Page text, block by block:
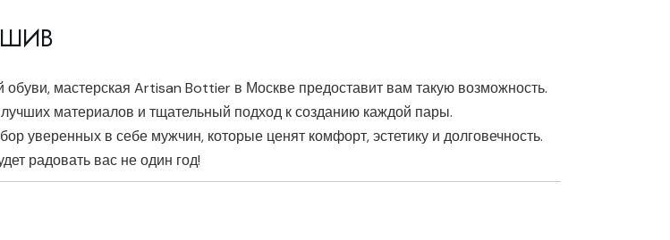
мастерская Artisan Bottier в Москве предоставит вам такую возможность.
материалов и тщательный подход к созданию каждой пары.
уверенных в себе мужчин, которые ценят комфорт, эстетику и долговечность.
радовать вас не один год!